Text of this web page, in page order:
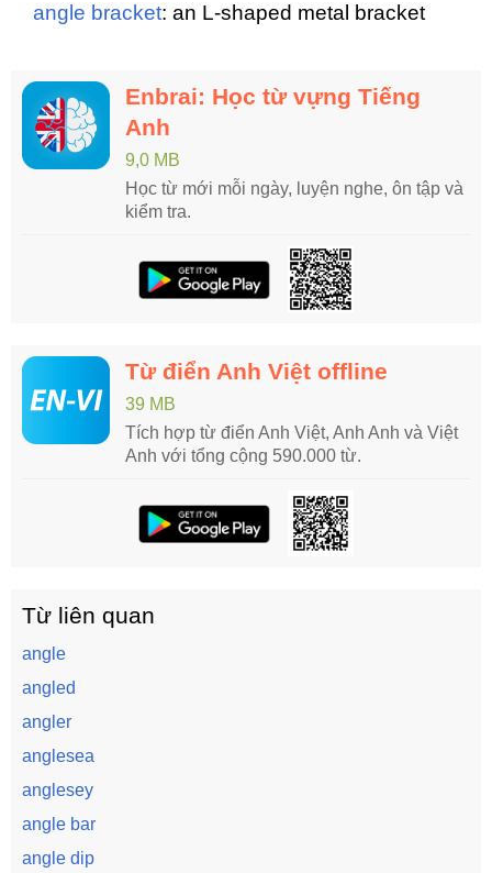
angle bracket: an L-shaped metal bracket
Enbrai: Học từ vựng Tiếng
Anh
9,0 MB
Học từ mới mỗi ngày, luyện nghe, ôn tập và
kiểm tra.
Từ điển Anh Việt offline
39 MB
Tích hợp từ điển Anh Việt, Anh Anh và Việt
Anh với tổng cộng 590.000 từ.
Từ liên quan
angle
angled
angler
anglesea
anglesey
angle bar
angle dip